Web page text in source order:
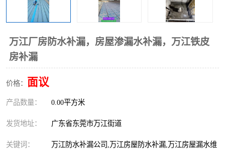
万江厂房防水补漏，房屋渗漏水补漏，万江铁皮
房补漏
价格： 面议
产品数量： 0.00平方米
发货地址： 广东省东莞市万江街道
关键词：
万江防水补漏公司,万江房屋防水补漏,万江房屋漏水维